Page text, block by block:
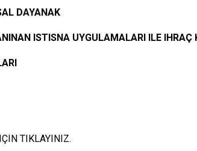
DAYANAK
ISTISNA UYGULAMALARI ILE
TIKLAYINIZ.